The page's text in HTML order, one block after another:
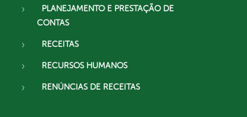
PLANEJAMENTO E PRESTAÇÃO DE
CONTAS
RECEITAS
RECURSOS HUMANOS
RENÚNCIAS DE RECEITAS